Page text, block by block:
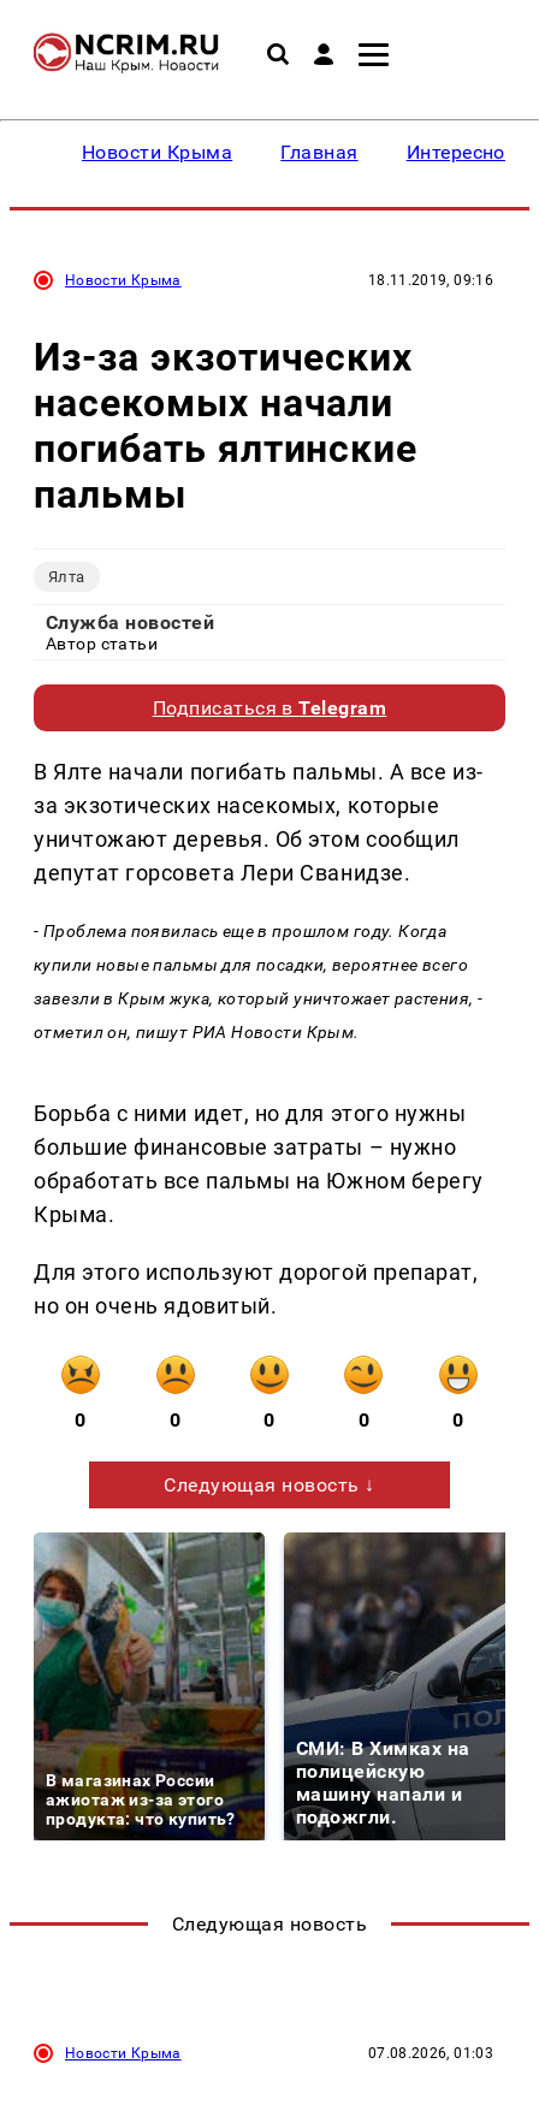
Новости Крыма Главная Интересное
Новости Крыма 18.11.2019, 09:16
Из-за экзотических
насекомых начали
погибать ялтинские
пальмы
Ялта
Служба новостей
Автор статьи
Подписаться вTelegram
В Ялте начали погибать пальмы. А все из-
за экзотических насекомых, которые
уничтожают деревья. Об этом сообщил
депутат горсовета Лери Сванидзе.
- Проблема появилась еще в прошлом году. Когда
купили новые пальмы для посадки, вероятнее всего
завезли в Крым жука, который уничтожает растения, -
отметил он, пишут РИА Новости Крым.
Борьба с ними идет, но для этого нужны
большие финансовые затраты – нужно
обработать все пальмы на Южном берегу
Крыма.
Для этого используют дорогой препарат,
но он очень ядовитый.
0 0 0 0 0
Следующая новость ↓
В магазинах России
ажиотаж из-за этого
продукта: что купить?
СМИ: В Химках на
полицейскую
машину напали и
подожгли.
Следующая новость
Новости Крыма 07.08.2026, 01:03